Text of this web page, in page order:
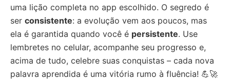
uma lição completa no app escolhido. O segredo é
ser consistente: a evolução vem aos poucos, mas
ela é garantida quando você é persistente. Use
lembretes no celular, acompanhe seu progresso e,
acima de tudo, celebre suas conquistas – cada nova
palavra aprendida é uma vitória rumo à fluência! 💪🚀